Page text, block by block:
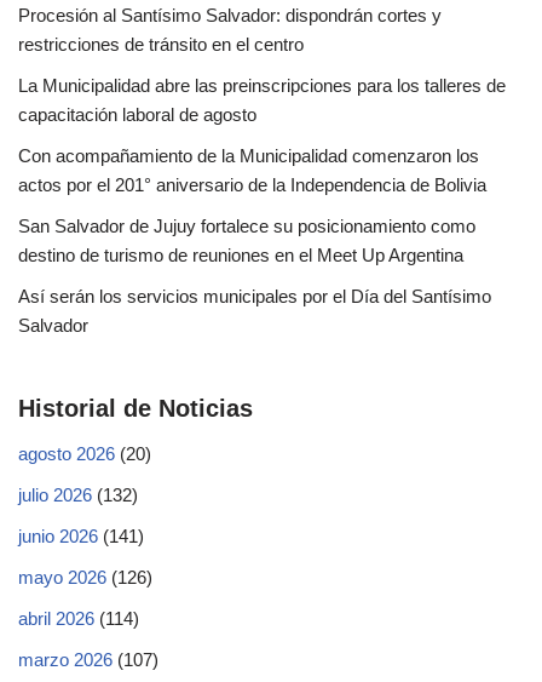
Procesión al Santísimo Salvador: dispondrán cortes y
restricciones de tránsito en el centro
La Municipalidad abre las preinscripciones para los talleres de
capacitación laboral de agosto
Con acompañamiento de la Municipalidad comenzaron los
actos por el 201° aniversario de la Independencia de Bolivia
San Salvador de Jujuy fortalece su posicionamiento como
destino de turismo de reuniones en el Meet Up Argentina
Así serán los servicios municipales por el Día del Santísimo
Salvador
Historial de Noticias
agosto 2026 (20)
julio 2026 (132)
junio 2026 (141)
mayo 2026 (126)
abril 2026 (114)
marzo 2026 (107)